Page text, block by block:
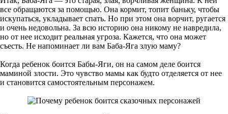
все обращаются за помощью. Она кормит, топит баньку, чтобы
искупаться, укладывает спать. Но при этом она ворчит, ругается
и очень недовольна. За всю историю она никому не навредила,
но от нее исходит реальная угроза. Кажется, что она может
съесть. Не напоминает ли вам Баба-Яга злую маму?
Когда ребенок боится Бабы-Яги, он на самом деле боится
маминой злости. Это чувство мамы как будто отделяется от нее
и становится самостоятельным персонажем.